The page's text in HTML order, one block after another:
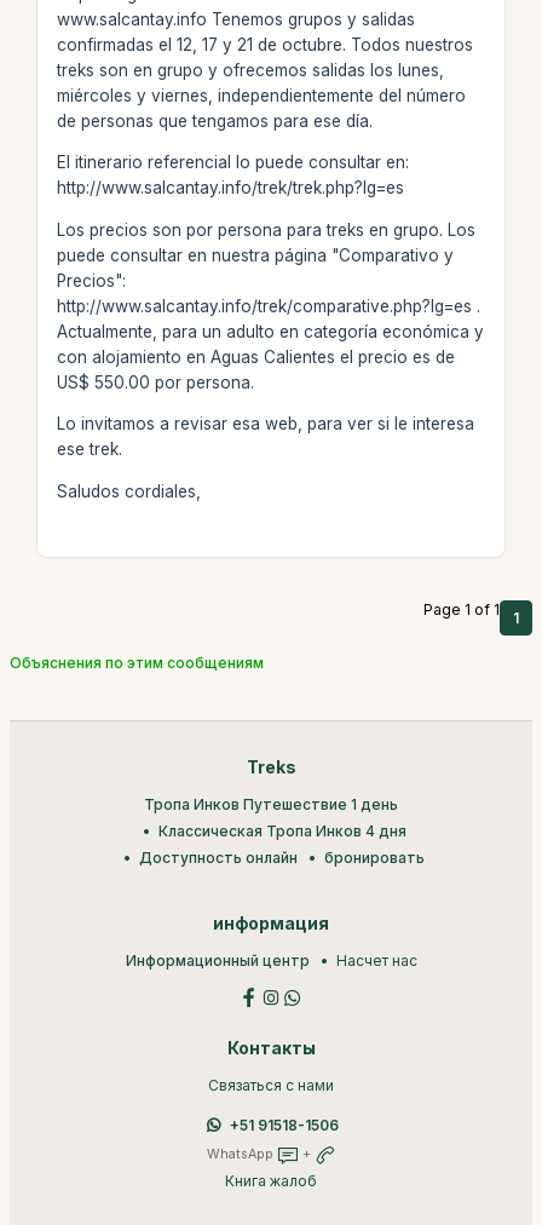
www.salcantay.info Tenemos grupos y salidas
confirmadas el 12, 17 y 21 de octubre. Todos nuestros
treks son en grupo y ofrecemos salidas los lunes,
miércoles y viernes, independientemente del número
de personas que tengamos para ese día.
El itinerario referencial lo puede consultar en:
http://www.salcantay.info/trek/trek.php?lg=es
Los precios son por persona para treks en grupo. Los
puede consultar en nuestra página "Comparativo y
Precios":
http://www.salcantay.info/trek/comparative.php?lg=es .
Actualmente, para un adulto en categoría económica y
con alojamiento en Aguas Calientes el precio es de
US$ 550.00 por persona.
Lo invitamos a revisar esa web, para ver si le interesa
ese trek.
Saludos cordiales,
Page 1 of 1 1
Объяснения по этим сообщениям
Treks
Тропа Инков Путешествие 1 день
Классическая Тропа Инков 4 дня
Доступность онлайн
бронировать
информация
Информационный центр Насчет нас
Контакты
Связаться с нами
+51 91518-1506
WhatsApp +
Книга жалоб